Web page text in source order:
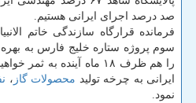
صد درصد اجرای ایرانی هستیم.
فرمانده قرارگاه سازندگی خاتم
سوم پروژه ستاره خلیج فارس به
را هم ظرف ۱۸ ماه آینده به
ایرانی به چرخه تولید محصولات گاز ،
نمود.